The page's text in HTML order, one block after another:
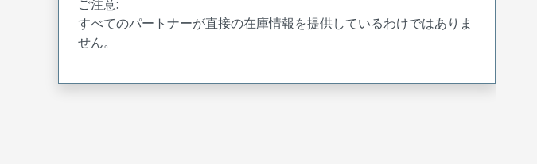
ご注意:
すべてのパートナーが直接の在庫情報を提供しているわけではありま
せん。